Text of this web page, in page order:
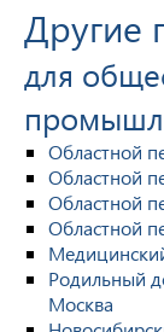
Другие
для
Областной
Областной
Областной
Областной
Родильный
Москва